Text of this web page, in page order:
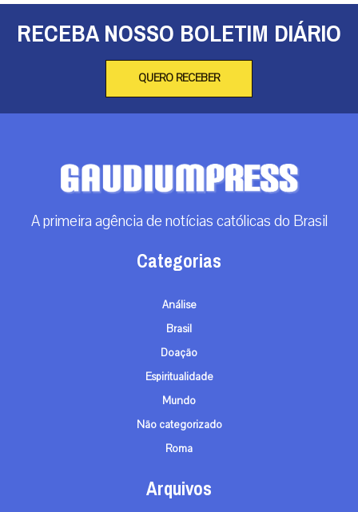
RECEBA NOSSO BOLETIM DIÁRIO
QUERO RECEBER
A primeira agência de notícias católicas do Brasil
Categorias
Análise
Brasil
Doação
Espiritualidade
Mundo
Não categorizado
Roma
Arquivos